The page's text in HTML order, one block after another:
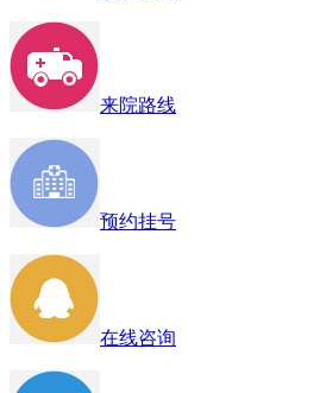
来院路线
预约挂号
在线咨询